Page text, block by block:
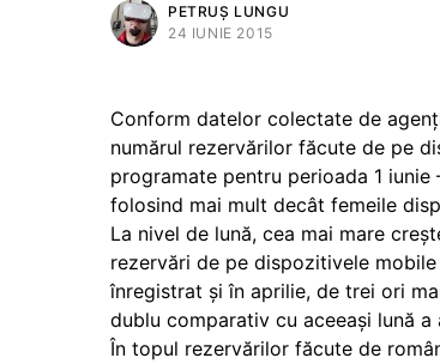
PETRUȘ LUNGU
24 IUNIE 2015
Conform datelor colectate de
numărul rezervărilor făcute de pe
programate pentru perioada 1
folosind mai mult decât femeile
La nivel de lună, cea mai mare
rezervări de pe dispozitivele
înregistrat și în aprilie, de trei ori
dublu comparativ cu aceeași lună a
În topul rezervărilor făcute de